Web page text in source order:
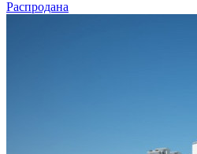
Распродана